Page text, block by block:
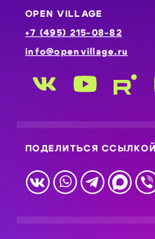
OPEN VILLAGE
+7 (495) 215-08-82
info@openvillage.ru
ПОДЕЛИТЬСЯ ССЫЛКОЙ